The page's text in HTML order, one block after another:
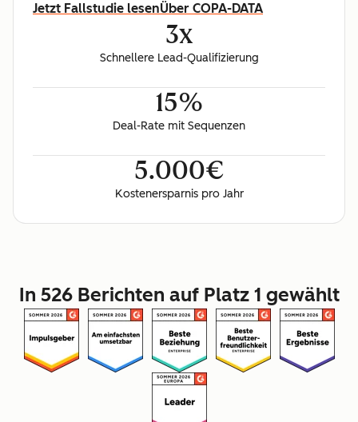
Jetzt Fallstudie lesenÜber COPA-DATA
3x
Schnellere Lead-Qualifizierung
15%
Deal-Rate mit Sequenzen
5.000€
Kostenersparnis pro Jahr
In 526 Berichten auf Platz 1 gewählt